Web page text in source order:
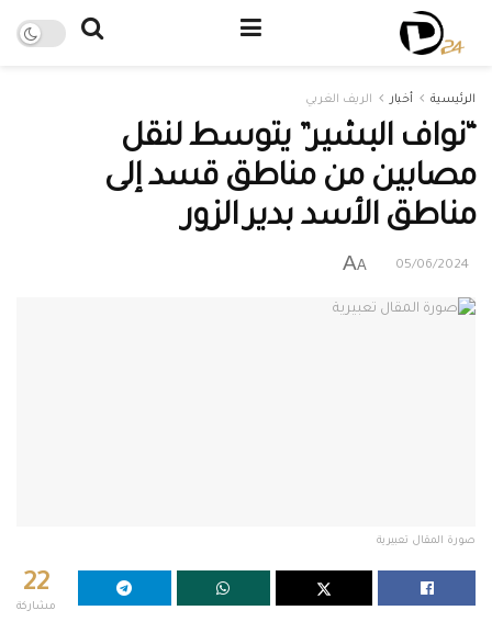
الرئيسية أخبار الريف الغربي
“نواف البشير” يتوسط لنقل
مصابين من مناطق قسد إلى
مناطق الأسد بدير الزور
05/06/2024
A
A
صورة المقال تعبيرية
22
مشاركة